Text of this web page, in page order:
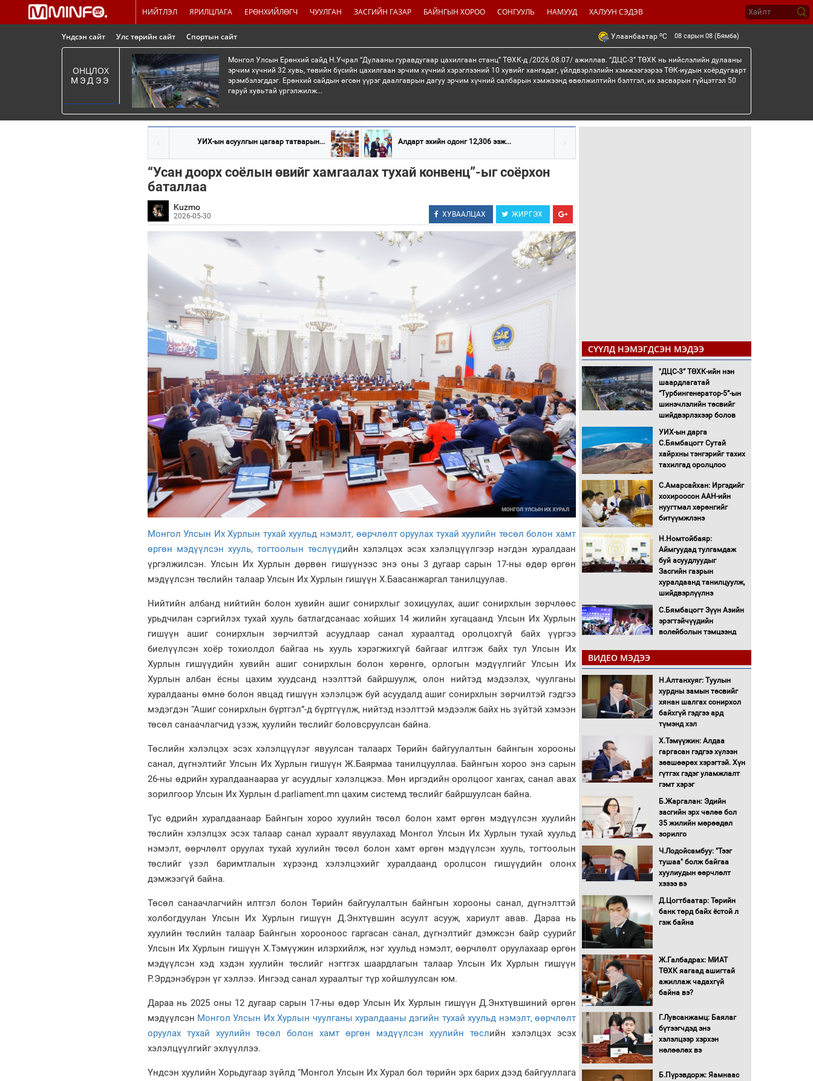
НИЙТЛЭЛ ЯРИЛЦЛАГА ЕРӨНХИЙЛӨГЧ ЧУУЛГАН ЗАСГИЙН ГАЗАР БАЙНГЫН ХОРОО СОНГУУЛЬ НАМУУД ХАЛУУН СЭДЭВ
Үндсэн сайт Улс төрийн сайт Спортын сайт Улаанбаатар oC 08 сарын 08 (Бямба)
ОНЦЛОХ
МЭДЭЭ
Монгол Улсын Ерөнхий сайд Н.Учрал “Дулааны гуравдугаар цахилгаан станц” ТӨХК-д /2026.08.07/ ажиллав. “ДЦС-3” ТӨХК нь нийслэлийн дулааны
эрчим хүчний 32 хувь, төвийн бүсийн цахилгаан эрчим хүчний хэрэглээний 10 хувийг хангадаг, үйлдвэрлэлийн хэмжээгээрээ ТӨК-иудын хоёрдугаарт
эрэмбэлэгддэг. Ерөнхий сайдын өгсөн үүрэг даалгаврын дагуу эрчим хүчний салбарын хэмжээнд өвөлжилтийн бэлтгэл, их засварын гүйцэтгэл 50
гаруй хувьтай үргэлжилж...
УИХ-ын асуулгын цагаар татварын... Алдарт эхийн одонг 12,306 ээж...
“Усан доорх соёлын өвийг хамгаалах тухай конвенц”-ыг соёрхон
баталлаа
Kuzmo
2026-05-30 ХУВААЛЦАХ ЖИРГЭХ
Монгол Улсын Их Хурлын тухай хуульд нэмэлт, өөрчлөлт оруулах тухай хуулийн төсөл болон хамт
өргөн мэдүүлсэн хууль, тогтоолын төслүүдийн хэлэлцэх эсэх хэлэлцүүлгээр нэгдэн хуралдаан
үргэлжилсэн. Улсын Их Хурлын дөрвөн гишүүнээс энэ оны 3 дугаар сарын 17-ны өдөр өргөн
мэдүүлсэн төслийн талаар Улсын Их Хурлын гишүүн Х.Баасанжаргал танилцуулав.
Нийтийн албанд нийтийн болон хувийн ашиг сонирхлыг зохицуулах, ашиг сонирхлын зөрчлөөс
урьдчилан сэргийлэх тухай хууль батлагдсанаас хойших 14 жилийн хугацаанд Улсын Их Хурлын
гишүүн ашиг сонирхлын зөрчилтэй асуудлаар санал хураалтад оролцохгүй байх үүргээ
биелүүлсэн хоёр тохиолдол байгаа нь хууль хэрэгжихгүй байгааг илтгэж байх тул Улсын Их
Хурлын гишүүдийн хувийн ашиг сонирхлын болон хөрөнгө, орлогын мэдүүлгийг Улсын Их
Хурлын албан ёсны цахим хуудсанд нээлттэй байршуулж, олон нийтэд мэдээлэх, чуулганы
хуралдааны өмнө болон явцад гишүүн хэлэлцэж буй асуудалд ашиг сонирхлын зөрчилтэй гэдгээ
мэдэгдэн “Ашиг сонирхлын бүртгэл”-д бүртгүүлж, нийтэд нээлттэй мэдээлж байх нь зүйтэй хэмээн
төсөл санаачлагчид үзэж, хуулийн төслийг боловсруулсан байна.
Төслийн хэлэлцэх эсэх хэлэлцүүлэг явуулсан талаарх Төрийн байгуулалтын байнгын хорооны
санал, дүгнэлтийг Улсын Их Хурлын гишүүн Ж.Баярмаа танилцууллаа. Байнгын хороо энэ сарын
26-ны өдрийн хуралдаанаараа уг асуудлыг хэлэлцжээ. Мөн иргэдийн оролцоог хангах, санал авах
зорилгоор Улсын Их Хурлын d.parliament.mn цахим системд төслийг байршуулсан байна.
Тус өдрийн хуралдаанаар Байнгын хороо хуулийн төсөл болон хамт өргөн мэдүүлсэн хуулийн
төслийн хэлэлцэх эсэх талаар санал хураалт явуулахад Монгол Улсын Их Хурлын тухай хуульд
нэмэлт, өөрчлөлт оруулах тухай хуулийн төсөл болон хамт өргөн мэдүүлсэн хууль, тогтоолын
төслийг үзэл баримтлалын хүрээнд хэлэлцэхийг хуралдаанд оролцсон гишүүдийн олонх
дэмжээгүй байна.
Төсөл санаачлагчийн илтгэл болон Төрийн байгуулалтын байнгын хорооны санал, дүгнэлттэй
холбогдуулан Улсын Их Хурлын гишүүн Д.Энхтүвшин асуулт асууж, хариулт авав. Дараа нь
хуулийн төслийн талаар Байнгын хорооноос гаргасан санал, дүгнэлтийг дэмжсэн байр суурийг
Улсын Их Хурлын гишүүн Х.Тэмүүжин илэрхийлж, нэг хуульд нэмэлт, өөрчлөлт оруулахаар өргөн
мэдүүлсэн хэд хэдэн хуулийн төслийг нэгтгэх шаардлагын талаар Улсын Их Хурлын гишүүн
Р.Эрдэнэбүрэн үг хэллээ. Ингээд санал хураалтыг түр хойшлуулсан юм.
Дараа нь 2025 оны 12 дугаар сарын 17-ны өдөр Улсын Их Хурлын гишүүн Д.Энхтүвшиний өргөн
мэдүүлсэн Монгол Улсын Их Хурлын чуулганы хуралдааны дэгийн тухай хуульд нэмэлт, өөрчлөлт
оруулах тухай хуулийн төсөл болон хамт өргөн мэдүүлсэн хуулийн төслийн хэлэлцэх эсэх
хэлэлцүүлгийг эхлүүллээ.
Үндсэн хуулийн Хорьдугаар зүйлд “Монгол Улсын Их Хурал бол төрийн эрх барих дээд байгууллага
СҮҮЛД НЭМЭГДСЭН МЭДЭЭ
"ДЦС-3” ТӨХК-ийн нэн
шаардлагатай
“Турбингенератор-5”-ын
шинэчлэлийн төсвийг
шийдвэрлэхээр болов
УИХ-ын дарга
С.Бямбацогт Сутай
хайрхны тэнгэрийг тахих
тахилгад оролцлоо
С.Амарсайхан: Иргэдийг
хохироосон ААН-ийн
нуугтмал хөрөнгийг
битүүмжлэнэ
Н.Номтойбаяр:
Аймгуудад тулгамдаж
буй асуудлуудыг
Засгийн газрын
хуралдаанд танилцуулж,
шийдвэрлүүлнэ
С.Бямбацогт Зүүн Азийн
эрэгтэйчүүдийн
волейболын тэмцээнд
хүслээ
Автобензин, дизель
түлшний онцгой албан
татварыг тэглэлээ
горимд эрүүл мэндийн
салбар хамаарахгүй
Нөөцийн махны
нээлттэй ил тод болгоно
Монгол Улс “COP17”-д
төлөвлөгөө”-гөө
танилцуулна
16 төрлийн эмийг нэг эх
журмыг баталлаа
гадаад томилолтыг
хориглолоо
Сайд нар төсвөө хэрхэн
Засгийн газрын ээлжит
хуралдаан болж байна
ВИДЕО МЭДЭЭ
Н.Алтанхуяг: Туулын
хурдны замын төсвийг
хянан шалгах сонирхол
байхгүй гэдгээ ард
түмэнд хэл
Х.Тэмүүжин: Алдаа
гаргасан гэдгээ хүлээн
зөвшөөрөх хэрэгтэй. Хүн
гүтгэх гэдэг уламжлалт
гэмт хэрэг
Б.Жаргалан: Эдийн
засгийн эрх чөлөө бол
35 жилийн мөрөөдөл
зорилго
Ч.Лодойсамбуу: "Тээг
тушаа" болж байгаа
хуулиудын өөрчлөлт
хэзээ вэ
Д.Цогтбаатар: Төрийн
банк төрд байх ёстой л
гэж байна
Ж.Галбадрах: МИАТ
ТӨХК яагаад ашигтай
ажиллаж чадахгүй
байна вэ?
Г.Лувсанжамц: Баялаг
бүтээгчдэд энэ
хэлэлцээр хэрхэн
нөлөөлөх вэ
Б.Пүрэвдорж: Яамнаас